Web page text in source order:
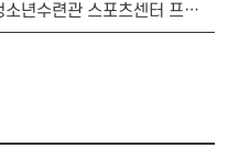
관 스포츠센터 프로그램 편성안내